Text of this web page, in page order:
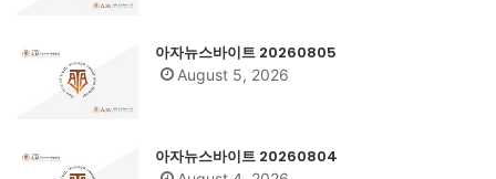
아자뉴스바이트 20260805
August 5, 2026
아자뉴스바이트 20260804